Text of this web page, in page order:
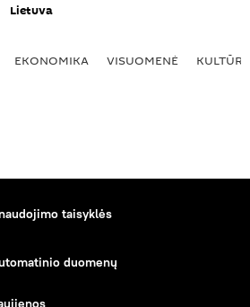
Lietuva
EKONOMIKA VISUOMENĖ KULTŪRA
taisyklės
duomenų